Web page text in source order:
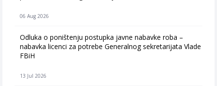
06 Aug 2026
Odluka o poništenju postupka javne nabavke roba –
nabavka licenci za potrebe Generalnog sekretarijata Vlade
FBiH
13 Jul 2026